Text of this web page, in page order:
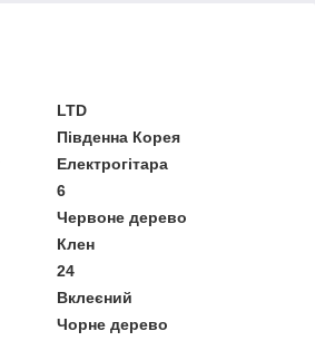
LTD
Південна Корея
Електрогітара
6
Червоне дерево
Клен
24
Вклеєний
Чорне дерево